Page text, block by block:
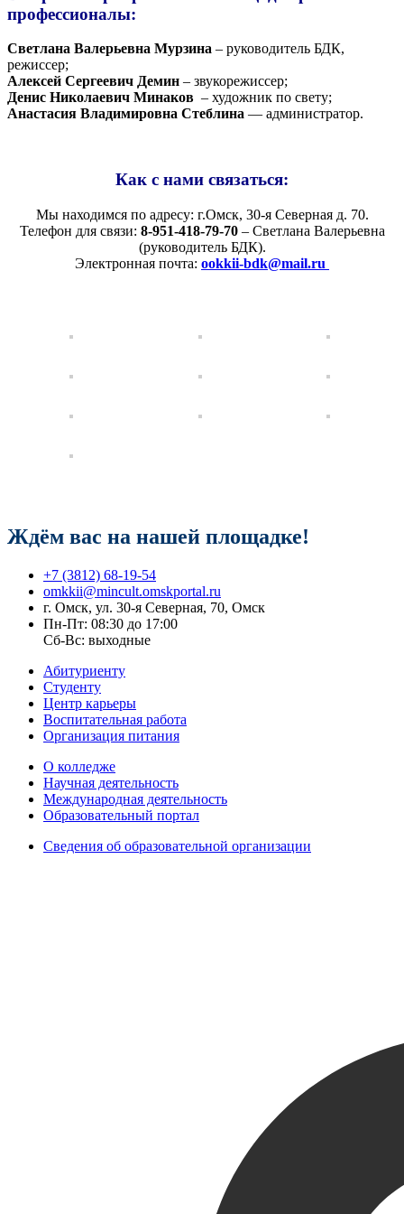
профессионалы:
Светлана Валерьевна Мурзина – руководитель БДК,
режиссер;
Алексей Сергеевич Демин – звукорежиссер;
Денис Николаевич Минаков – художник по свету;
Анастасия Владимировна Стеблина — администратор.
Как с нами связаться:
Мы находимся по адресу: г.Омск, 30-я Северная д. 70.
Телефон для связи: 8-951-418-79-70– Светлана Валерьевна
(руководитель БДК).
Электронная почта: ookkii-bdk@mail.ru
Ждём вас на нашей площадке!
+7 (3812) 68-19-54
omkkii@mincult.omskportal.ru
г. Омск, ул. 30-я Северная, 70, Омск
Пн-Пт: 08:30 до 17:00
Сб-Вс: выходные
Абитуриенту
Студенту
Центр карьеры
Воспитательная работа
Организация питания
О колледже
Научная деятельность
Международная деятельность
Образовательный портал
Сведения об образовательной организации